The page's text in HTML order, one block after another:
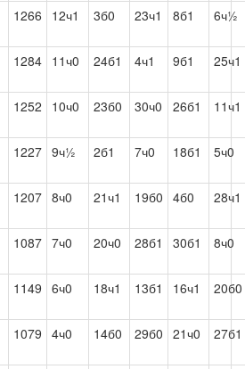
1266 12ч1 3б0 23ч1 8б1 6ч½
1284 11ч0 24б1 4ч1 9б1 25ч1
1252 10ч0 23б0 30ч0 26б1 11ч1
1227 9ч½ 2б1 7ч0 18б1 5ч0
1207 8ч0 21ч1 19б0 4б0 28ч1
1087 7ч0 20ч0 28б1 30б1 8ч0
1149 6ч0 18ч1 13б1 16ч1 20б0
1079 4ч0 14б0 29б0 21ч0 27б1